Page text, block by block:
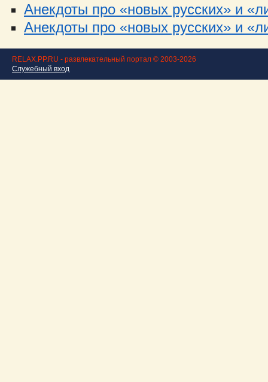
Анекдоты про «новых русских» и
Анекдоты про «новых русских» и
RELAX.PP.RU - развлекательный портал © 2003-2026
Служебный вход